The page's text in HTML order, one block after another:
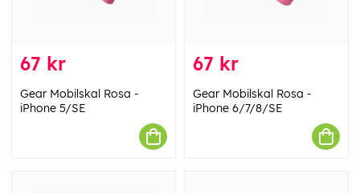
67 kr
Gear Mobilskal Rosa -
iPhone 5/SE
67 kr
Gear Mobilskal Rosa -
iPhone 6/7/8/SE